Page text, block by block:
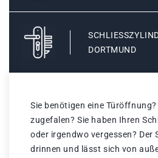
ORTMUND
Sie benötigen eine
zugefalen? Sie haben Ihren
oder irgendwo vergessen? Der
drinnen und lässt sich von